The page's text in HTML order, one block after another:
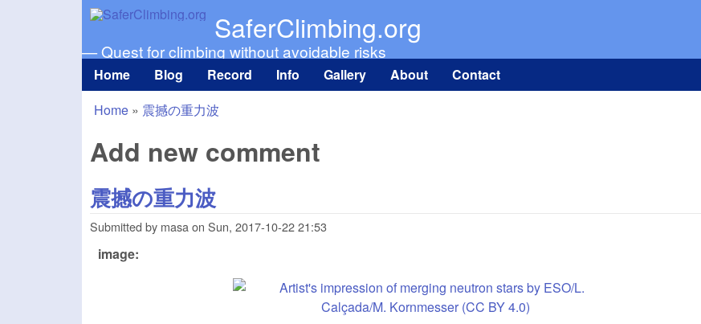
SaferClimbing.org
— Quest for climbing without avoidable risks
Main menu
Home Blog Record Info Gallery About Contact
You are here
Home » 震撼の重力波
Add new comment
震撼の重力波
Submitted by masaon Sun, 2017-10-22 21:53
image: